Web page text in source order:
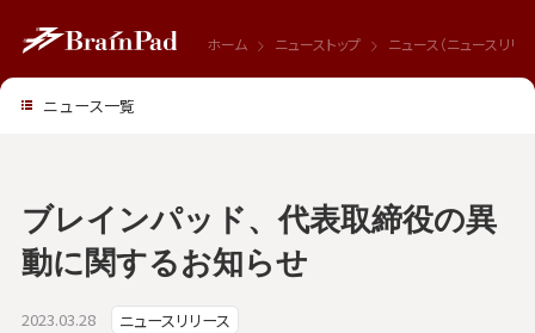
ホーム ニューストップ ニュース（ニュースリリー
2023.03.28 ニュースリリース
ブレインパッド、代表取締役の異
動に関するお知らせ
ニュース一覧